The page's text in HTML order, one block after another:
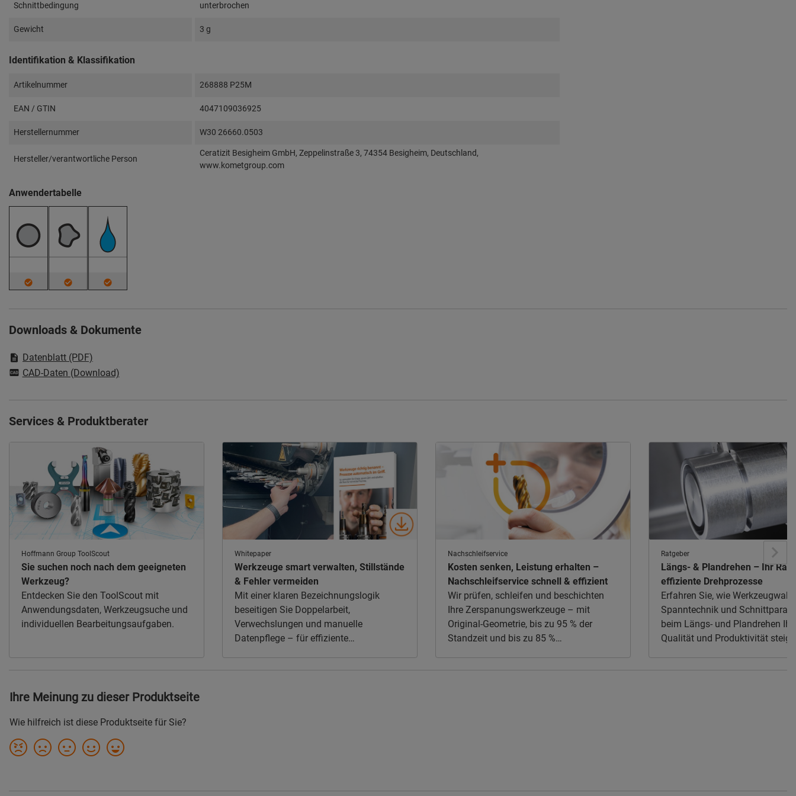
Schnittbedingung unterbrochen
Gewicht 3 g
Identifikation & Klassifikation
Artikelnummer 268888 P25M
EAN / GTIN 4047109036925
Herstellernummer W30 26660.0503
Hersteller/verantwortliche Person
Ceratizit Besigheim GmbH, Zeppelinstraße 3, 74354 Besigheim, Deutschland,
www.kometgroup.com
Anwendertabelle
Downloads & Dokumente
Datenblatt (PDF)
CAD-Daten (Download)
Services & Produktberater
Hoffmann Group ToolScout
Sie suchen noch nach dem geeigneten
Werkzeug?
Entdecken Sie den ToolScout mit
Anwendungsdaten, Werkzeugsuche und
individuellen Bearbeitungsaufgaben.
Whitepaper
Werkzeuge smart verwalten, Stillstände
& Fehler vermeiden
Mit einer klaren Bezeichnungslogik
beseitigen Sie Doppelarbeit,
Verwechslungen und manuelle
Datenpflege – für effiziente
Nachschleifservice
Kosten senken, Leistung erhalten –
Nachschleifservice schnell & effizient
Wir prüfen, schleifen und beschichten
Ihre Zerspanungswerkzeuge – mit
Original-Geometrie, bis zu 95 % der
Standzeit und bis zu 85 %
Ratgeber
Längs- & Plandrehen – Ihr
effiziente Drehprozesse
Erfahren Sie, wie Werkzeugwahl,
Spanntechnik und
beim Längs- und Plandrehen
Qualität und Produktivität